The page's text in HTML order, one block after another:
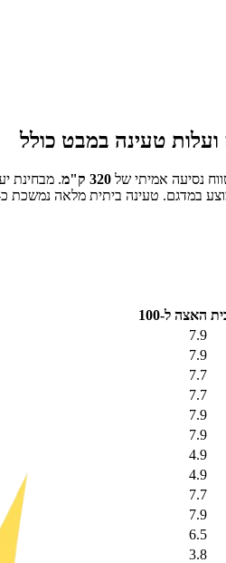
טעינה במבט כולל
נסיעה אמיתי של 320 ק"מ. מבחינת
טעינה ביתית מלאה נמשכת
האצה ל-100
7.9
7.9
7.7
7.7
7.9
7.9
4.9
4.9
7.7
7.9
6.5
3.8